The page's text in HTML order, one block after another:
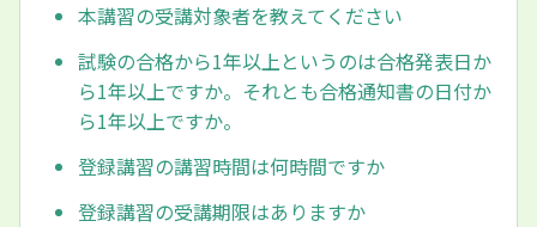
本講習の受講対象者を教えてください
試験の合格から1年以上というのは合格発表日か
ら1年以上ですか。それとも合格通知書の日付か
ら1年以上ですか。
登録講習の講習時間は何時間ですか
登録講習の受講期限はありますか